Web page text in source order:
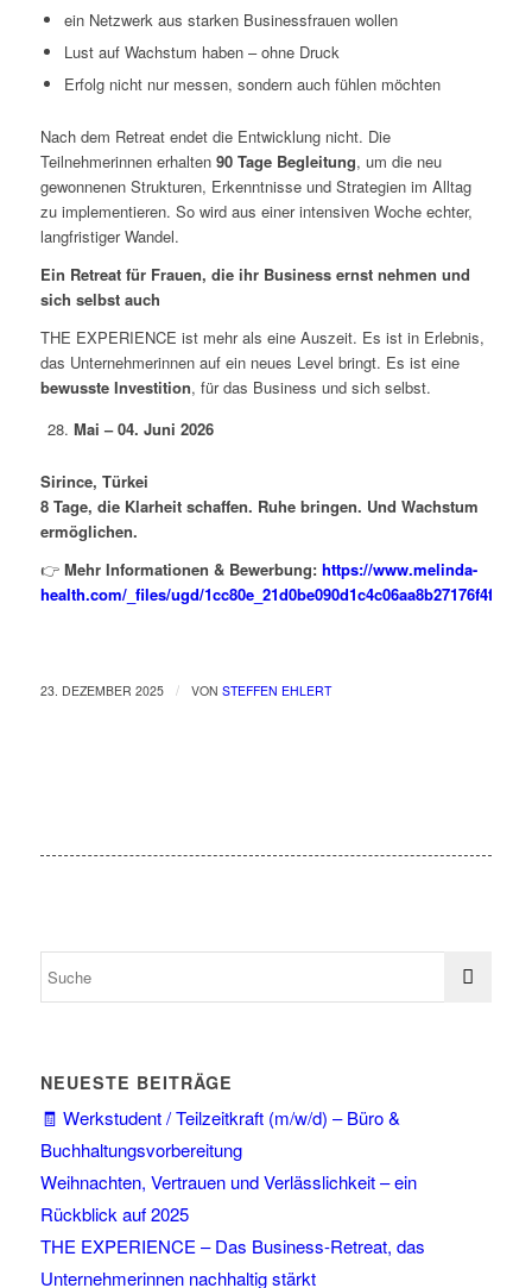
ein Netzwerk aus starken Businessfrauen wollen
Lust auf Wachstum haben – ohne Druck
Erfolg nicht nur messen, sondern auch fühlen möchten
Nach dem Retreat endet die Entwicklung nicht. Die
Teilnehmerinnen erhalten 90 Tage Begleitung, um die neu
gewonnenen Strukturen, Erkenntnisse und Strategien im Alltag
zu implementieren. So wird aus einer intensiven Woche echter,
langfristiger Wandel.
Ein Retreat für Frauen, die ihr Business ernst nehmen und
sich selbst auch
THE EXPERIENCE ist mehr als eine Auszeit. Es ist in Erlebnis,
das Unternehmerinnen auf ein neues Level bringt. Es ist eine
bewusste Investition, für das Business und sich selbst.
Mai – 04. Juni 2026
Sirince, Türkei
8 Tage, die Klarheit schaffen. Ruhe bringen. Und Wachstum
ermöglichen.
👉 Mehr Informationen & Bewerbung: https://www.melinda-
health.com/_files/ugd/
23. DEZEMBER 2025 / VON STEFFEN EHLERT
NEUESTE BEITRÄGE
🧾 Werkstudent / Teilzeitkraft (m/w/d) – Büro &
Buchhaltungsvorbereitung
Weihnachten, Vertrauen und Verlässlichkeit – ein
Rückblick auf 2025
THE EXPERIENCE – Das Business-Retreat, das
Unternehmerinnen nachhaltig stärkt